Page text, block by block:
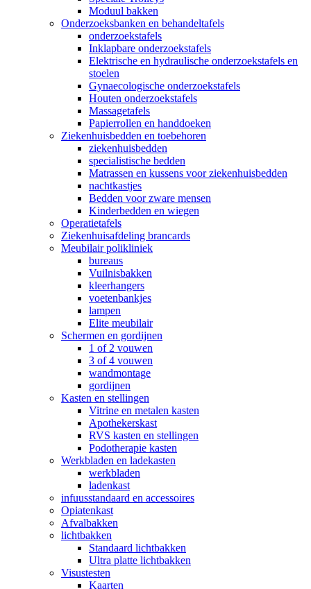
Moduul bakken
Onderzoeksbanken en behandeltafels
onderzoekstafels
Inklapbare onderzoekstafels
Elektrische en hydraulische onderzoekstafels en
stoelen
Gynaecologische onderzoekstafels
Houten onderzoekstafels
Massagetafels
Papierrollen en handdoeken
Ziekenhuisbedden en toebehoren
ziekenhuisbedden
specialistische bedden
Matrassen en kussens voor ziekenhuisbedden
nachtkastjes
Bedden voor zware mensen
Kinderbedden en wiegen
Operatietafels
Ziekenhuisafdeling brancards
Meubilair polikliniek
bureaus
Vuilnisbakken
kleerhangers
voetenbankjes
lampen
Elite meubilair
Schermen en gordijnen
1 of 2 vouwen
3 of 4 vouwen
wandmontage
gordijnen
Kasten en stellingen
Vitrine en metalen kasten
Apothekerskast
RVS kasten en stellingen
Podotherapie kasten
Werkbladen en ladekasten
werkbladen
ladenkast
infuusstandaard en accessoires
Opiatenkast
Afvalbakken
lichtbakken
Standaard lichtbakken
Ultra platte lichtbakken
Visustesten
Kaarten